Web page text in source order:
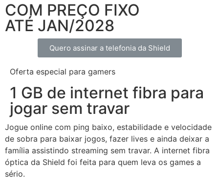
COM PREÇO FIXO
ATÉ JAN/2028
Quero assinar a telefonia da Shield
Oferta especial para gamers
1 GB de internet fibra para
jogar sem travar
Jogue online com ping baixo, estabilidade e velocidade
de sobra para baixar jogos, fazer lives e ainda deixar a
família assistindo streaming sem travar. A internet fibra
óptica da Shield foi feita para quem leva os games a
sério.